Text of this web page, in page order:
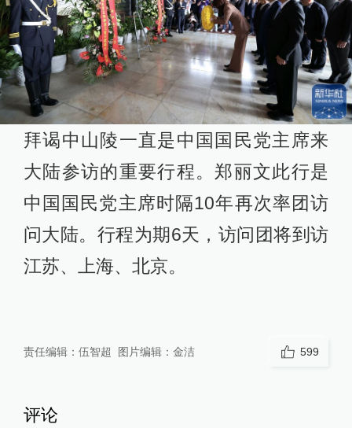
拜谒中山陵一直是中国国民党主席来
大陆参访的重要行程。郑丽文此行是
中国国民党主席时隔10年再次率团访
问大陆。行程为期6天，访问团将到访
江苏、上海、北京。
责任编辑： 伍智超 图片编辑： 金洁 599
评论